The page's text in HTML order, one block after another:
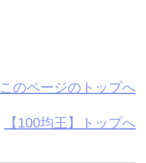
このページのトップへ
【100均王】トップへ